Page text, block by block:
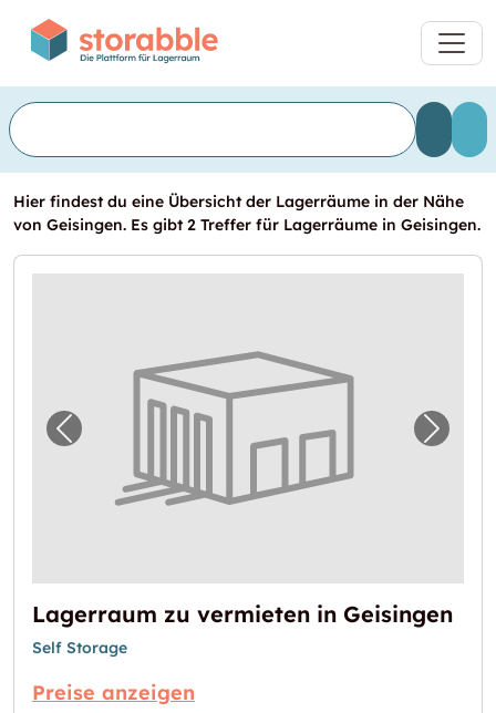
Hier findest du eine Übersicht der Lagerräume in der Nähe
von Geisingen. Es gibt 2 Treffer für Lagerräume in Geisingen.
Vorheriges Bild für "Lagerraum zu
Lagerraum zu vermieten in Geisingen
Self Storage
Preise anzeigen